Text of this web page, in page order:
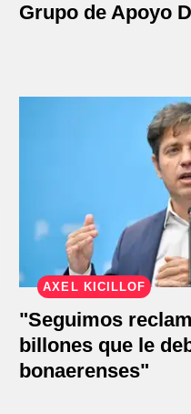
Grupo de Apoyo
AXEL KICILLOF
"Seguimos
billones que le
bonaerenses"